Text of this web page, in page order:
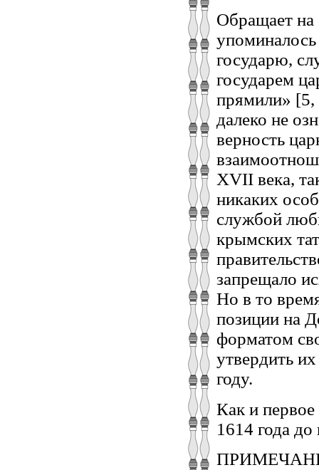
Обращает на
государю,
государем
прямили» [5,
далеко не
верность
XVII века,
никаких
службой
крымских
запрещало
Но в то
позиции на
форматом
утвердить
году.
Как и первое
1614 года до